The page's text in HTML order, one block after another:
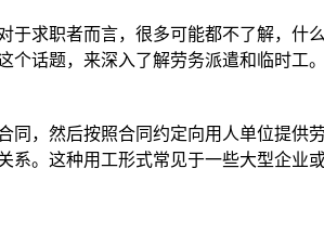
于求职者而言，很多可能都不了解，什
话题，来深入了解劳务派遣和临时工。
，然后按照合同约定向用人单位提供
系。这种用工形式常见于一些大型企业